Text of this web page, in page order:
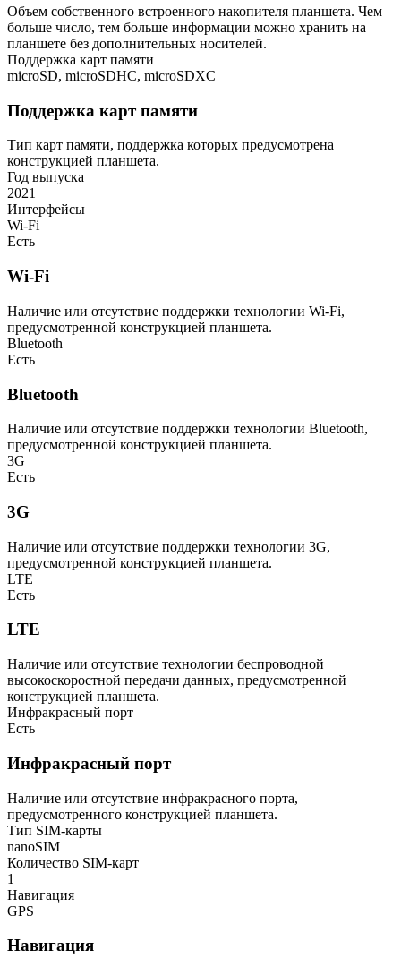
Объем собственного встроенного накопителя планшета. Чем
больше число, тем больше информации можно хранить на
планшете без дополнительных носителей.
Поддержка карт памяти
microSD, microSDHC, microSDXC
Поддержка карт памяти
Тип карт памяти, поддержка которых предусмотрена
конструкцией планшета.
Год выпуска
2021
Интерфейсы
Wi-Fi
Есть
Wi-Fi
Наличие или отсутствие поддержки технологии Wi-Fi,
предусмотренной конструкцией планшета.
Bluetooth
Есть
Bluetooth
Наличие или отсутствие поддержки технологии Bluetooth,
предусмотренной конструкцией планшета.
3G
Есть
3G
Наличие или отсутствие поддержки технологии 3G,
предусмотренной конструкцией планшета.
LTE
Есть
LTE
Наличие или отсутствие технологии беспроводной
высокоскоростной передачи данных, предусмотренной
конструкцией планшета.
Инфракрасный порт
Есть
Инфракрасный порт
Наличие или отсутствие инфракрасного порта,
предусмотренного конструкцией планшета.
Тип SIM-карты
nanoSIM
Количество SIM-карт
1
Навигация
GPS
Навигация